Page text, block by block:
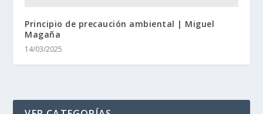
Principio de precaución ambiental | Miguel
Magaña
14/03/2025